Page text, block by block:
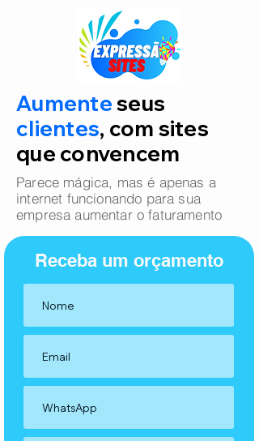
Aumenteseus
clientes, com sites
que convencem
Parece mágica, mas é apenas a
internet funcionando para sua
empresa aumentar o faturamento
Receba um orçamento